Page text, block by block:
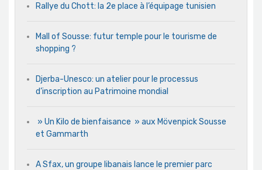
Rallye du Chott: la 2e place à l’équipage tunisien
Mall of Sousse: futur temple pour le tourisme de
shopping ?
Djerba-Unesco: un atelier pour le processus
d’inscription au Patrimoine mondial
» Un Kilo de bienfaisance » aux Mövenpick Sousse
et Gammarth
A Sfax, un groupe libanais lance le premier parc